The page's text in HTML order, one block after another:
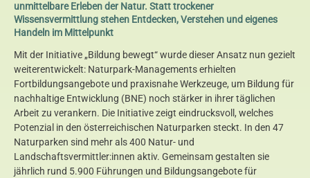
unmittelbare Erleben der Natur. Statt trockener
Wissensvermittlung stehen Entdecken, Verstehen und eigenes
Handeln im Mittelpunkt
Mit der Initiative „Bildung bewegt“ wurde dieser Ansatz nun gezielt
weiterentwickelt: Naturpark-Managements erhielten
Fortbildungsangebote und praxisnahe Werkzeuge, um Bildung für
nachhaltige Entwicklung (BNE) noch stärker in ihrer täglichen
Arbeit zu verankern. Die Initiative zeigt eindrucksvoll, welches
Potenzial in den österreichischen Naturparken steckt. In den 47
Naturparken sind mehr als 400 Natur- und
Landschaftsvermittler:innen aktiv. Gemeinsam gestalten sie
jährlich rund 5.900 Führungen und Bildungsangebote für